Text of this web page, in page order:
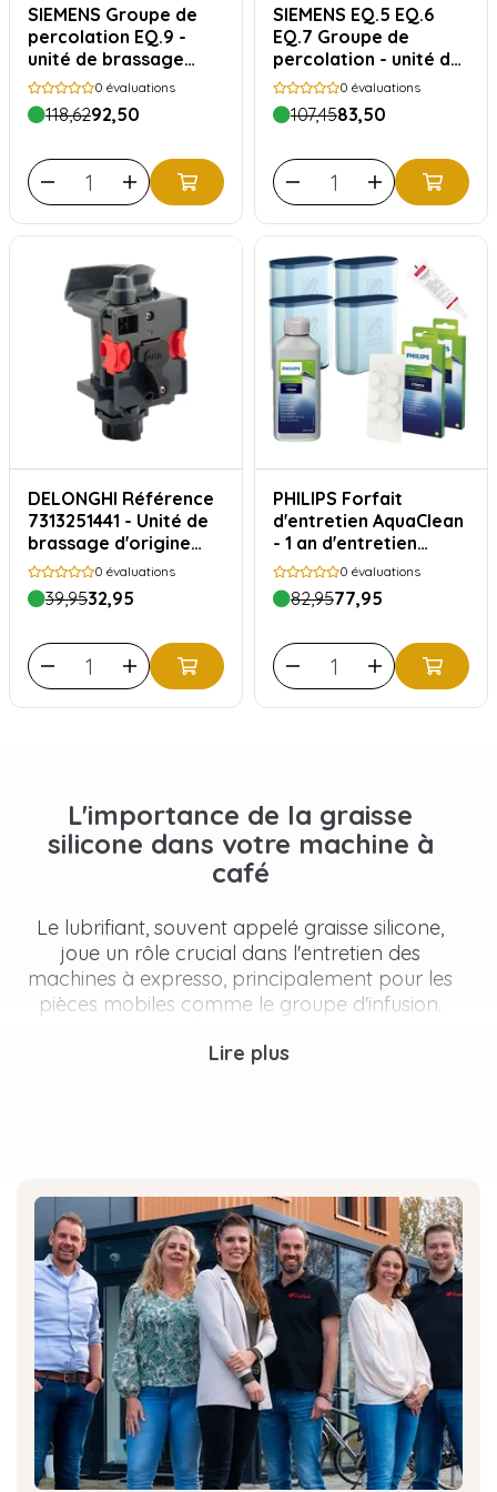
SIEMENS Groupe de
percolation EQ.9 -
unité de brassage
Siemens type
11043543
0 évaluations
118,6292,50
SIEMENS EQ.5 EQ.6
EQ.7 Groupe de
percolation - unité de
brassage Siemens
type 11014117
0 évaluations
107,4583,50
DELONGHI Référence
7313251441 - Unité de
brassage d'origine
pour ESAM et EAM
0 évaluations
39,9532,95
PHILIPS Forfait
d'entretien AquaClean
- 1 an d'entretien
complet de la machine
à café
0 évaluations
82,9577,95
L'importance de la graisse
silicone dans votre machine à
café
Le lubrifiant, souvent appelé graisse silicone,
joue un rôle crucial dans l'entretien des
machines à expresso, principalement pour les
pièces mobiles comme le groupe d'infusion.
marche pour préparer une délicieuse tasse de
Notre gamme de graisse silicone
sur Eccellente.be
Sur Eccellente.be, vous trouverez une vaste
gamme de lubrifiants adaptés à chaque type
de machine à café automatique. Notre sélection
de lubrifiants est universellement utilisable pour
toutes les machines à café dotées d'un groupe
d'infusion amovible. Le grand avantage de
notre graisse silicone est qu'elle ne laisse ni
Lire plus